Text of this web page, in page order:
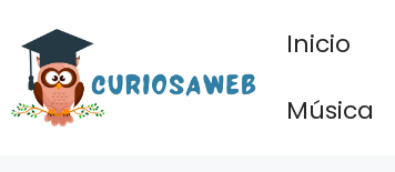
contenido
Inicio
Música